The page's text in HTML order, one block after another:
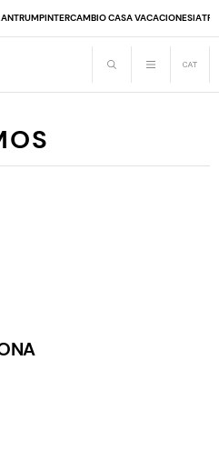
TRUMPINTERCAMBIO CASA VACACIONESIA